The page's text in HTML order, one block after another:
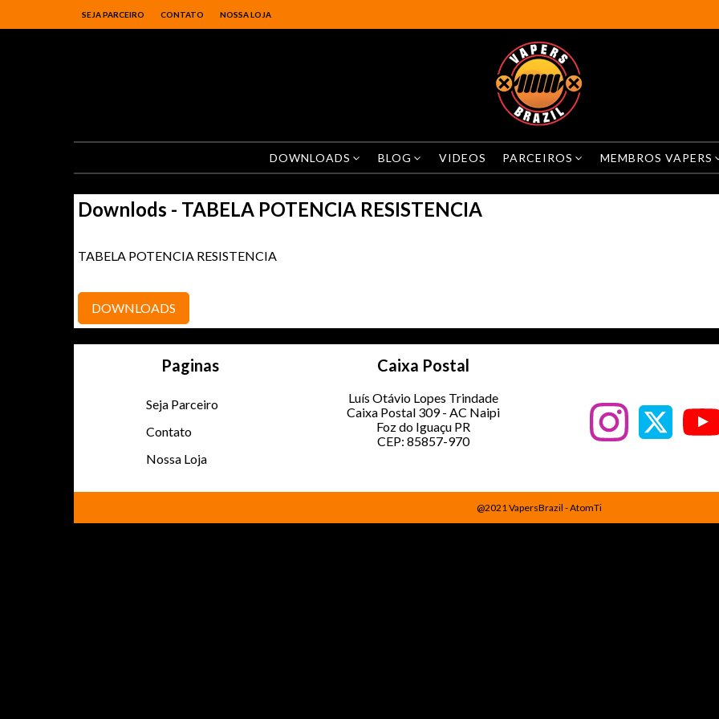
SEJA PARCEIRO CONTATO NOSSA LOJA
DOWNLOADS BLOG VIDEOS PARCEIROS MEMBROS VAPERS
Downlods - TABELA POTENCIA RESISTENCIA
TABELA POTENCIA RESISTENCIA
DOWNLOADS
Paginas
Seja Parceiro
Contato
Nossa Loja
Caixa Postal
Luís Otávio Lopes Trindade
Caixa Postal 309 - AC Naipi
Foz do Iguaçu PR
CEP: 85857-970
@2021 VapersBrazil - AtomTi